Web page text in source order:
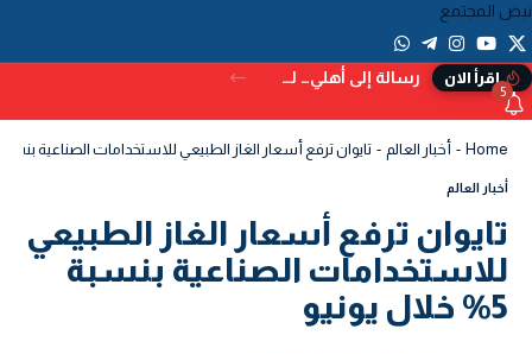
المجتمع
إقرأ الان رسالة إلى أهلي… لم تُكتب في الدنيا
5
Home أخبار العالم تايوان ترفع أسعار الغاز الطبيعي للاستخدامات الصناعية بنسبة 5% خلال يونيو
أخبار العالم
تايوان ترفع أسعار الغاز الطبيعي
للاستخدامات الصناعية بنسبة
5% خلال يونيو